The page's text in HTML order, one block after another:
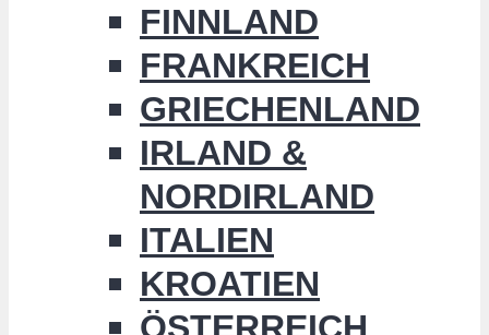
FINNLAND
FRANKREICH
GRIECHENLAND
IRLAND &
NORDIRLAND
ITALIEN
KROATIEN
ÖSTERREICH